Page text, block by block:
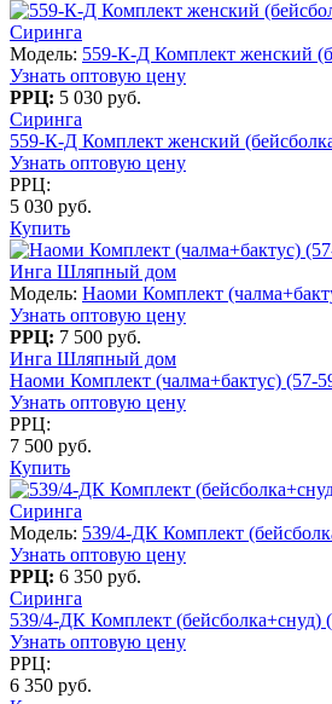
Сиринга
Модель: 559-К-Д Комплект женский
Узнать оптовую цену
РРЦ: 5 030 руб.
Сиринга
559-К-Д Комплект женский
Узнать оптовую цену
РРЦ:
5 030 руб.
Купить
Инга Шляпный дом
Модель: Наоми Комплект
Узнать оптовую цену
РРЦ: 7 500 руб.
Инга Шляпный дом
Наоми Комплект (чалма+бактус) (57-
Узнать оптовую цену
РРЦ:
7 500 руб.
Купить
Сиринга
Модель: 539/4-ДК Комплект
Узнать оптовую цену
РРЦ: 6 350 руб.
Сиринга
539/4-ДК Комплект (бейсболка+снуд)
Узнать оптовую цену
РРЦ:
6 350 руб.